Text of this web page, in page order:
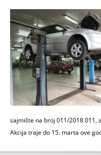
sajmište na broj 011/2018 011,
Akcija traje do 15. marta ove